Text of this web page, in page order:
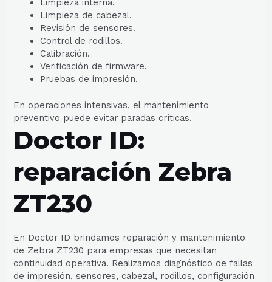
Limpieza interna.
Limpieza de cabezal.
Revisión de sensores.
Control de rodillos.
Calibración.
Verificación de firmware.
Pruebas de impresión.
En operaciones intensivas, el mantenimiento
preventivo puede evitar paradas críticas.
Doctor ID:
reparación Zebra
ZT230
En Doctor ID brindamos reparación y mantenimiento
de Zebra ZT230 para empresas que necesitan
continuidad operativa. Realizamos diagnóstico de fallas
de impresión, sensores, cabezal, rodillos, configuración